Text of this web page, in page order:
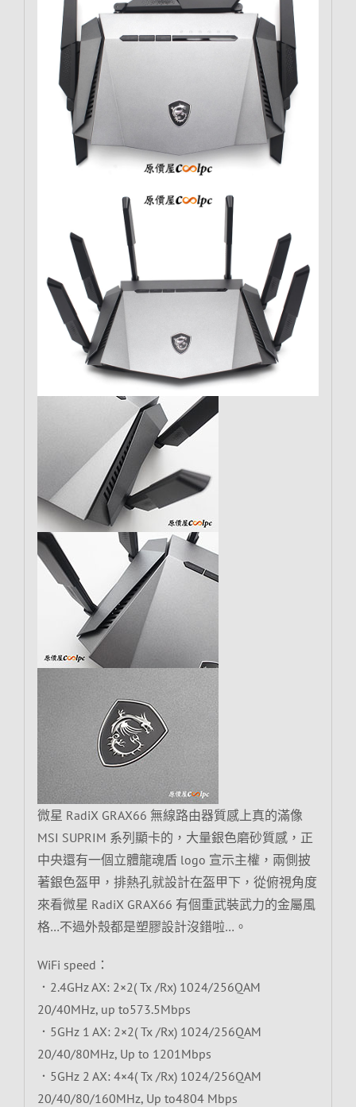
微星 RadiX GRAX66 無線路由器質感上真的滿像
MSI SUPRIM 系列顯卡的，大量銀色磨砂質感，正
中央還有一個立體龍魂盾 logo 宣示主權，兩側披
著銀色盔甲，排熱孔就設計在盔甲下，從俯視角度
來看微星 RadiX GRAX66 有個重武裝武力的金屬風
格…不過外殼都是塑膠設計沒錯啦…。
WiFi speed：
．2.4GHz AX: 2×2( Tx /Rx) 1024/256QAM
20/40MHz, up to573.5Mbps
．5GHz 1 AX: 2×2( Tx /Rx) 1024/256QAM
20/40/80MHz, Up to 1201Mbps
．5GHz 2 AX: 4×4( Tx /Rx) 1024/256QAM
20/40/80/160MHz, Up to4804 Mbps